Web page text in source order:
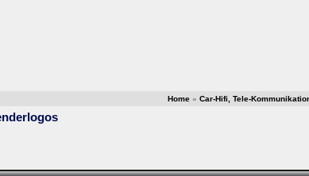
Home » Car-Hifi, Tele-